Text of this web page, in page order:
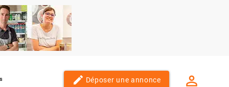
edit Déposer une annonce